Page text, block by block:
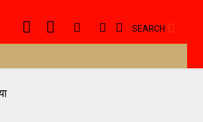
SEARCH